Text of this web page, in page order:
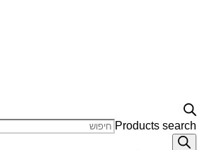
Products search